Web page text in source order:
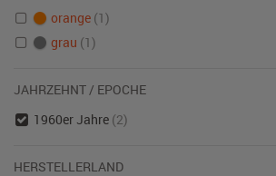
orange (1)
grau (1)
JAHRZEHNT / EPOCHE
1960er Jahre (2)
HERSTELLERLAND